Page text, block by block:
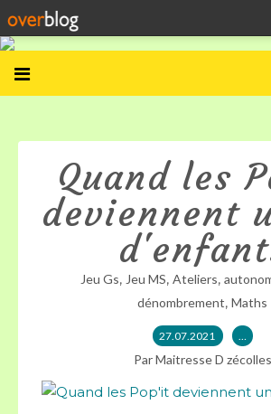
Quand les
deviennent
Jeu Gs, Jeu MS, Ateliers,
dénombrement, Maths
27.07.2021 …
Par Maitresse D zécolles